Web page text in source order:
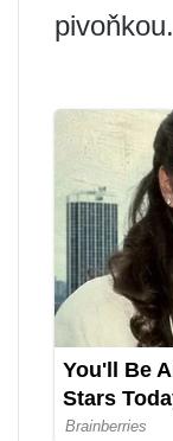
pivoňkou.